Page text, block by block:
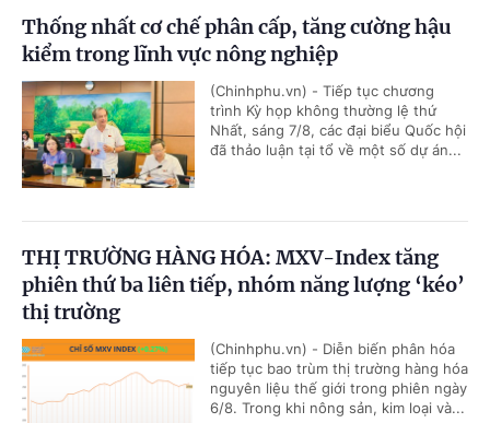
Thống nhất cơ chế phân cấp, tăng cường hậu
kiểm trong lĩnh vực nông nghiệp
(Chinhphu.vn) - Tiếp tục chương
trình Kỳ họp không thường lệ thứ
Nhất, sáng 7/8, các đại biểu Quốc hội
đã thảo luận tại tổ về một số dự án...
THỊ TRƯỜNG HÀNG HÓA: MXV-Index tăng
phiên thứ ba liên tiếp, nhóm năng lượng ‘kéo’
thị trường
(Chinhphu.vn) - Diễn biến phân hóa
tiếp tục bao trùm thị trường hàng hóa
nguyên liệu thế giới trong phiên ngày
6/8. Trong khi nông sản, kim loại và...